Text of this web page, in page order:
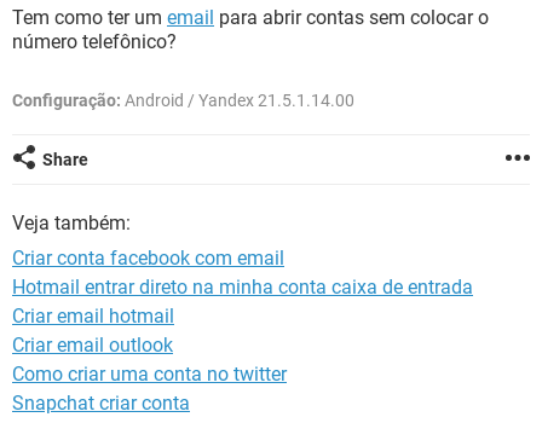
GUIA DE COMPRAS
OUTLOOK EXCEL
INSTAGRAM
GUIA DE COMPRAS
Tem como ter um email para abrir contas sem colocar o
número telefônico?
Configuração: Android / Yandex 21.5.1.14.00
Share
Veja também:
Criar conta facebook com email
Hotmail entrar direto na minha conta caixa de entrada
Criar email hotmail
Criar email outlook
Como criar uma conta no twitter
Snapchat criar conta